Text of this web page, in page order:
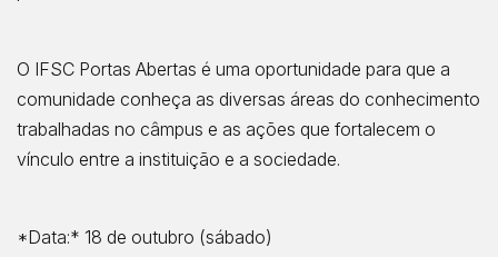
O IFSC Portas Abertas é uma oportunidade para que a
comunidade conheça as diversas áreas do conhecimento
trabalhadas no câmpus e as ações que fortalecem o
vínculo entre a instituição e a sociedade.
*Data:* 18 de outubro (sábado)